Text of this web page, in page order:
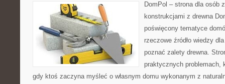
DomPol – strona dla osób
konstrukcjami z drewna
poświęcony tematyce
rzeczowe źródło wiedzy
poznać zalety drewna.
praktycznych problemach,
gdy ktoś zaczyna myśleć o własnym domu wykonanym z